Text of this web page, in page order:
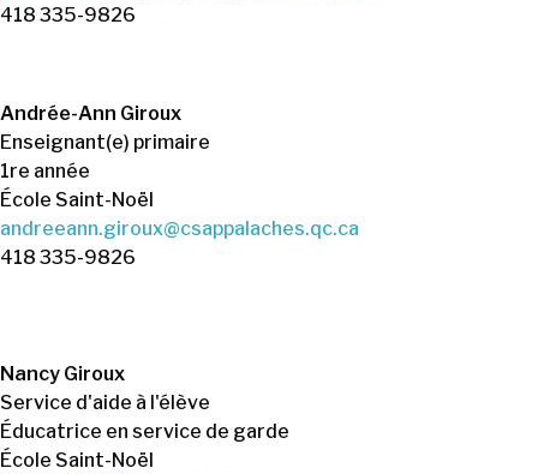
418 335-9826
Andrée-Ann Giroux
Enseignant(e) primaire
1re année
École Saint-Noël
andreeann.giroux@csappalaches.qc.ca
418 335-9826
Nancy Giroux
Service d'aide à l'élève
Éducatrice en service de garde
École Saint-Noël